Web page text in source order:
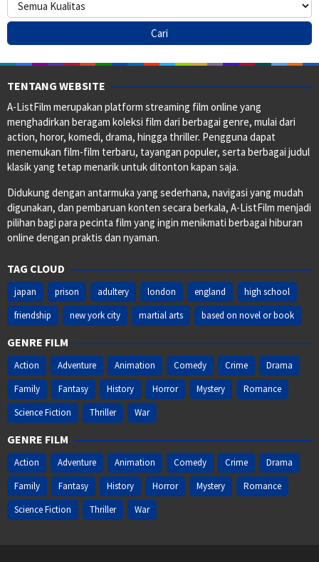
TENTANG WEBSITE
A-ListFilm merupakan platform streaming film online yang
menghadirkan beragam koleksi film dari berbagai genre, mulai dari
action, horor, komedi, drama, hingga thriller. Pengguna dapat
menemukan film-film terbaru, tayangan populer, serta berbagai judul
klasik yang tetap menarik untuk ditonton kapan saja.
Didukung dengan antarmuka yang sederhana, navigasi yang mudah
digunakan, dan pembaruan konten secara berkala, A-ListFilm menjadi
pilihan bagi para pecinta film yang ingin menikmati berbagai hiburan
online dengan praktis dan nyaman.
TAG CLOUD
japan prison adultery london england
high school
friendship
new york city martial arts based on novel or book
GENRE FILM
Action Adventure Animation Comedy Crime
Drama
Family
Fantasy History Horror Mystery
Romance
Science Fiction
Thriller War
GENRE FILM
Action Adventure Animation Comedy Crime
Drama
Family
Fantasy History Horror Mystery
Romance
Science Fiction
Thriller War